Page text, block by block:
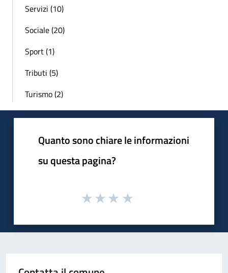
Servizi (10)
Sociale (20)
Sport (1)
Tributi (5)
Turismo (2)
Quanto sono chiare le informazioni
su questa pagina?